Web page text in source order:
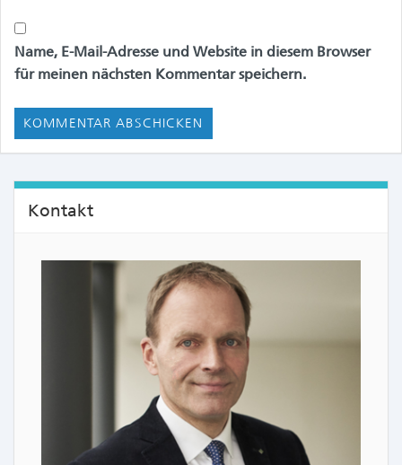
Name, E-Mail-Adresse und Website in diesem Browser
für meinen nächsten Kommentar speichern.
Kontakt